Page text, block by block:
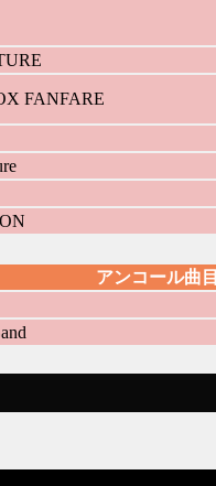
FANFARE
アンコール曲目